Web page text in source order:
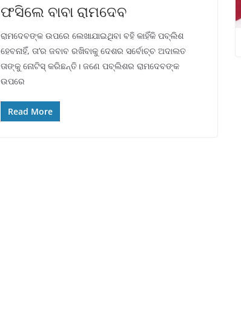
ଫସିଲେ ବାବା ରାମଦେବ
ରାମଦେବଙ୍କ ଉପରେ ଲେଖାଯାଇଥିବା ବହି କାହିଁକି ପବ୍ଲିଶ
ହେବନାହିଁ, ତା’ର ଜବାବ ରଖିବାକୁ ଦେଶର ସର୍ବୋଚ୍ଚ ଅଦାଲତ
ତାଙ୍କୁ ନୋଟିସ୍ କରିଛନ୍ତି। ଜଣେ ପବ୍ଲିଶର ରାମଦେବଙ୍କ
ଉପରେ
Read More